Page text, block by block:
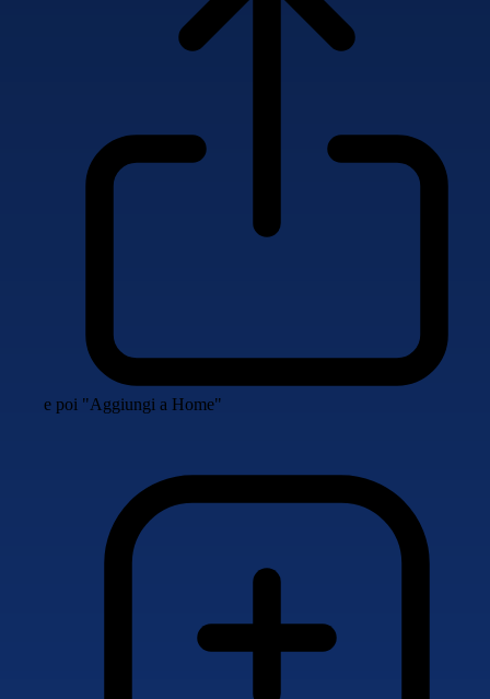
e poi "Aggiungi a Home"